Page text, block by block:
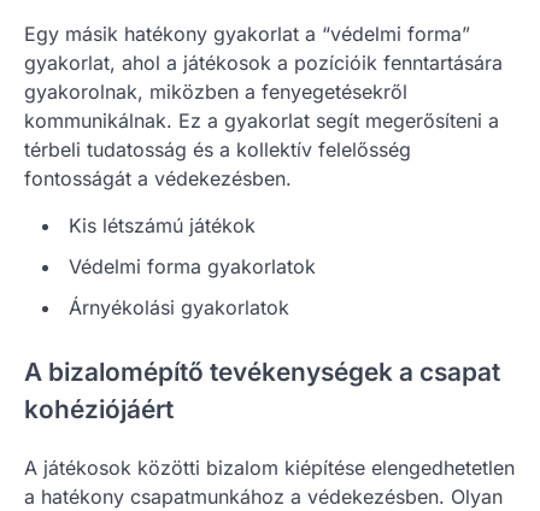
Egy másik hatékony gyakorlat a “védelmi forma”
gyakorlat, ahol a játékosok a pozícióik fenntartására
gyakorolnak, miközben a fenyegetésekről
kommunikálnak. Ez a gyakorlat segít megerősíteni a
térbeli tudatosság és a kollektív felelősség
fontosságát a védekezésben.
Kis létszámú játékok
Védelmi forma gyakorlatok
Árnyékolási gyakorlatok
A bizalomépítő tevékenységek a csapat
kohéziójáért
A játékosok közötti bizalom kiépítése elengedhetetlen
a hatékony csapatmunkához a védekezésben. Olyan